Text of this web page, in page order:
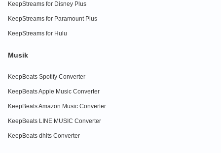
KeepStreams for Disney Plus
KeepStreams for Paramount Plus
KeepStreams for Hulu
Musik
KeepBeats Spotify Converter
KeepBeats Apple Music Converter
KeepBeats Amazon Music Converter
KeepBeats LINE MUSIC Converter
KeepBeats dhits Converter